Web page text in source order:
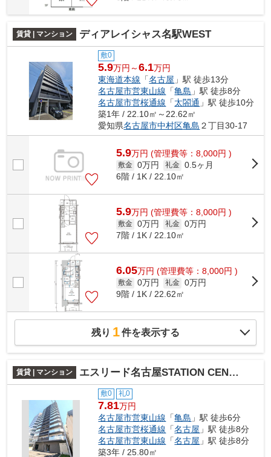
賃貸 | マンション ディアレイシャス名駅WEST
敷0
5.9万円～6.1万円
東海道本線 「名古屋 」駅 徒歩13分
名古屋市営東山線 「亀島 」駅 徒歩8分
名古屋市営桜通線 「太閤通 」駅 徒歩10分
築1年 / 22.10㎡～22.62㎡
愛知県名古屋市中村区亀島 ２丁目30-17
5.9万円 (管理費等：8,000円 )
敷金 0万円 礼金 0.5ヶ月
6階 / 1K / 22.10㎡
5.9万円 (管理費等：8,000円 )
敷金 0万円 礼金 0万円
7階 / 1K / 22.10㎡
6.05万円 (管理費等：8,000円 )
敷金 0万円 礼金 0万円
9階 / 1K / 22.62㎡
残り 1件を表示する
賃貸 | マンション エスリード名古屋STATION CENTRAL
敷0 礼0
7.81万円
名古屋市営東山線 「亀島 」駅 徒歩6分
名古屋市営桜通線 「名古屋 」駅 徒歩8分
名古屋市営東山線 「名古屋 」駅 徒歩8分
築3年 / 25.80㎡